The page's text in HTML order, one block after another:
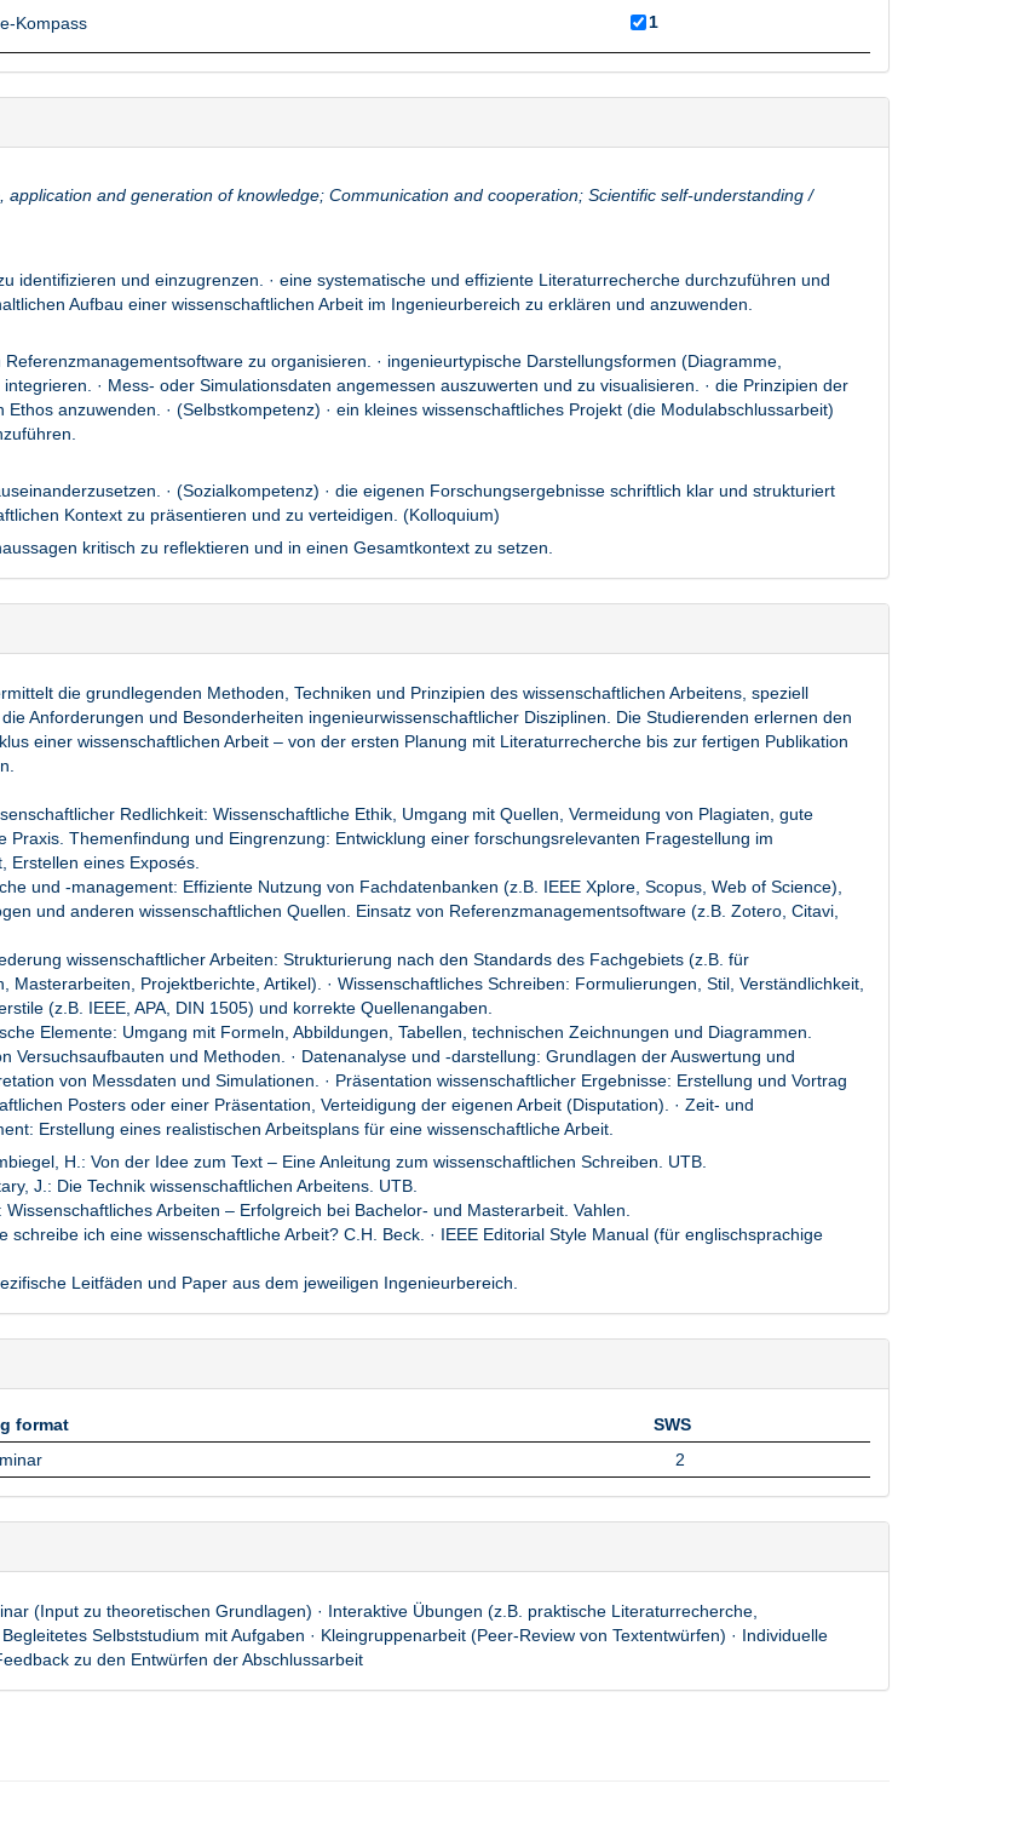
Kompass 1
and generation of knowledge; Communication and cooperation; Scientific self-understanding /
identifizieren und einzugrenzen. · eine systematische und effiziente Literaturrecherche durchzuführen und
Aufbau einer wissenschaftlichen Arbeit im Ingenieurbereich zu erklären und anzuwenden.
zu organisieren. · ingenieurtypische Darstellungsformen (Diagramme,
· Mess- oder Simulationsdaten angemessen auszuwerten und zu visualisieren. · die Prinzipien der
anzuwenden. · (Selbstkompetenz) · ein kleines wissenschaftliches Projekt (die Modulabschlussarbeit)
· (Sozialkompetenz) · die eigenen Forschungsergebnisse schriftlich klar und strukturiert
Kontext zu präsentieren und zu verteidigen. (Kolloquium)
kritisch zu reflektieren und in einen Gesamtkontext zu setzen.
die grundlegenden Methoden, Techniken und Prinzipien des wissenschaftlichen Arbeitens, speziell
Anforderungen und Besonderheiten ingenieurwissenschaftlicher Disziplinen. Die Studierenden erlernen den
einer wissenschaftlichen Arbeit – von der ersten Planung mit Literaturrecherche bis zur fertigen Publikation
Redlichkeit: Wissenschaftliche Ethik, Umgang mit Quellen, Vermeidung von Plagiaten, gute
Praxis. Themenfindung und Eingrenzung: Entwicklung einer forschungsrelevanten Fragestellung im
Erstellen eines Exposés.
und -management: Effiziente Nutzung von Fachdatenbanken (z.B. IEEE Xplore, Scopus, Web of Science),
und anderen wissenschaftlichen Quellen. Einsatz von Referenzmanagementsoftware (z.B. Zotero, Citavi,
wissenschaftlicher Arbeiten: Strukturierung nach den Standards des Fachgebiets (z.B. für
Masterarbeiten, Projektberichte, Artikel). · Wissenschaftliches Schreiben: Formulierungen, Stil, Verständlichkeit,
(z.B. IEEE, APA, DIN 1505) und korrekte Quellenangaben.
Elemente: Umgang mit Formeln, Abbildungen, Tabellen, technischen Zeichnungen und Diagrammen.
Versuchsaufbauten und Methoden. · Datenanalyse und -darstellung: Grundlagen der Auswertung und
von Messdaten und Simulationen. · Präsentation wissenschaftlicher Ergebnisse: Erstellung und Vortrag
Posters oder einer Präsentation, Verteidigung der eigenen Arbeit (Disputation). · Zeit- und
Erstellung eines realistischen Arbeitsplans für eine wissenschaftliche Arbeit.
H.: Von der Idee zum Text – Eine Anleitung zum wissenschaftlichen Schreiben. UTB.
J.: Die Technik wissenschaftlichen Arbeitens. UTB.
Wissenschaftliches Arbeiten – Erfolgreich bei Bachelor- und Masterarbeit. Vahlen.
schreibe ich eine wissenschaftliche Arbeit? C.H. Beck. · IEEE Editorial Style Manual (für englischsprachige
Leitfäden und Paper aus dem jeweiligen Ingenieurbereich.
format
SWS
format
SWS
2
(Input zu theoretischen Grundlagen) · Interaktive Übungen (z.B. praktische Literaturrecherche,
Selbststudium mit Aufgaben · Kleingruppenarbeit (Peer-Review von Textentwürfen) · Individuelle
zu den Entwürfen der Abschlussarbeit